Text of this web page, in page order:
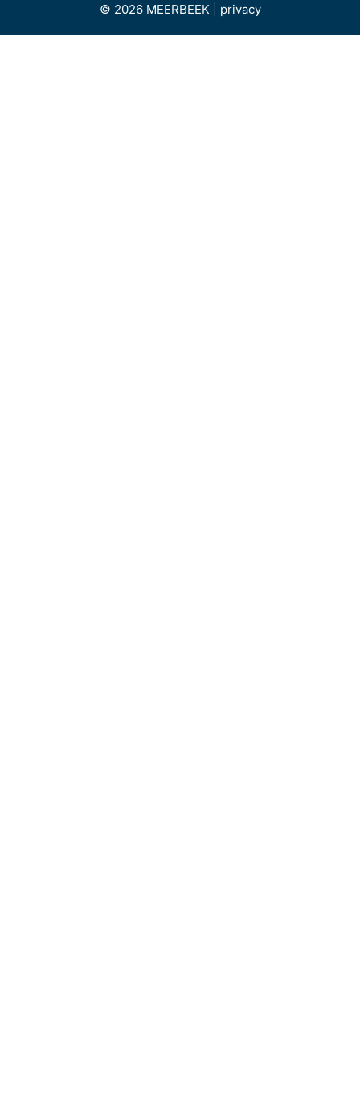
© 2026 MEERBEEK | privacy